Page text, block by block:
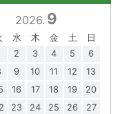
2026. 9
水 木 金 土
日
2 3 4 5
6
9 10 11 12
13
16 17 18 19
20
23 24 25 26
27